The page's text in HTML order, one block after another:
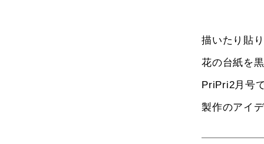
描いたり貼
花の台紙を
PriPri2月号
製作のアイ